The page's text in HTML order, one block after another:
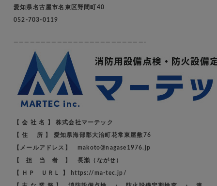
愛知県名古屋市名東区野間町40
052-703-0119
————————————————————————-
【 会 社 名 】 株式会社マーテック
【 住 所 】 愛知県海部郡大治町花常東屋敷76
【メールアドレス】 makoto@nagase1976.jp
【 担 当 者 】 長瀨（ながせ）
【 ＨＰ ＵＲＬ 】 https://ma-tec.jp/